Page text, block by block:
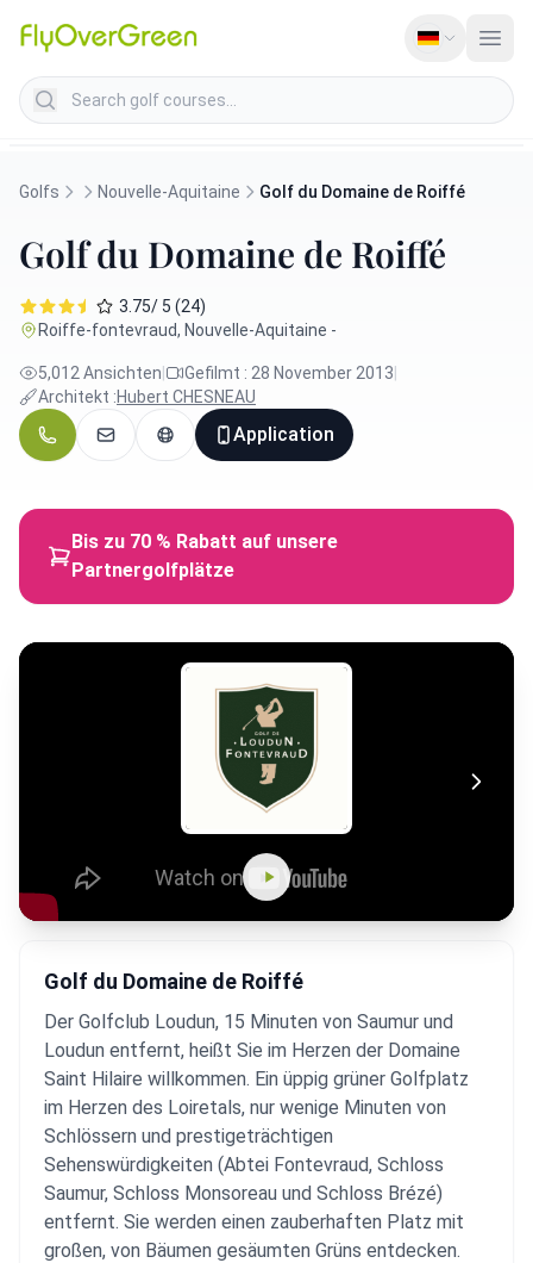
Search golf courses
Golfs Nouvelle-Aquitaine Golf du Domaine de Roiffé
Golf du Domaine de Roiffé
3.75/ 5 (24)
Roiffe-fontevraud, Nouvelle-Aquitaine -
5,012 Ansichten Gefilmt : 28 November 2013
Architekt :Hubert CHESNEAU
Application
Bis zu 70 % Rabatt auf unsere
Partnergolfplätze
Golf du Domaine de Roiffé
Der Golfclub Loudun, 15 Minuten von Saumur und
Loudun entfernt, heißt Sie im Herzen der Domaine
Saint Hilaire willkommen. Ein üppig grüner Golfplatz
im Herzen des Loiretals, nur wenige Minuten von
Schlössern und prestigeträchtigen
Sehenswürdigkeiten (Abtei Fontevraud, Schloss
Saumur, Schloss Monsoreau und Schloss Brézé)
entfernt. Sie werden einen zauberhaften Platz mit
großen, von Bäumen gesäumten Grüns entdecken.